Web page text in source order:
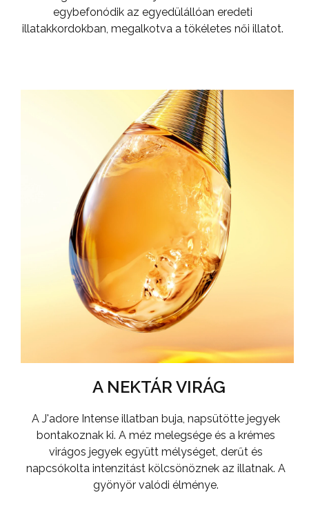
egybefonódik az egyedülállóan eredeti
illatakkordokban, megalkotva a tökéletes női illatot.
A NEKTÁR VIRÁG
A J'adore Intense illatban buja, napsütötte jegyek
bontakoznak ki. A méz melegsége és a krémes
virágos jegyek együtt mélységet, derűt és
napcsókolta intenzitást kölcsönöznek az illatnak. A
gyönyör valódi élménye.